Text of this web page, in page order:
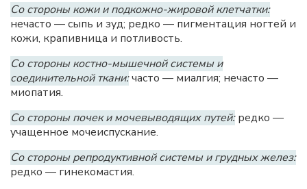
Со стороны кожи и подкожно-жировой клетчатки:
нечасто — сыпь и зуд; редко — пигментация ногтей и
кожи, крапивница и потливость.
Со стороны костно-мышечной системы и
соединительной ткани:часто — миалгия; нечасто —
миопатия.
Со стороны почек и мочевыводящих путей:редко —
учащенное мочеиспускание.
Со стороны репродуктивной системы и грудных желез:
редко — гинекомастия.